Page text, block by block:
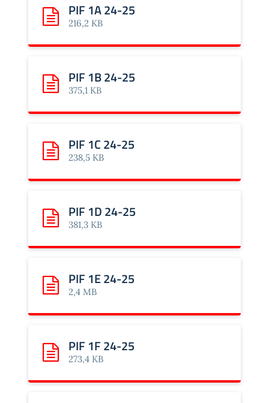
Scarica: PIF 1A 24-25
PIF 1A 24-25
216,2 KB
Scarica: PIF 1B 24-25
PIF 1B 24-25
375,1 KB
Scarica: PIF 1C 24-25
PIF 1C 24-25
238,5 KB
Scarica: PIF 1D 24-25
PIF 1D 24-25
381,3 KB
Scarica: PIF 1E 24-25
PIF 1E 24-25
2,4 MB
Scarica: PIF 1F 24-25
PIF 1F 24-25
273,4 KB